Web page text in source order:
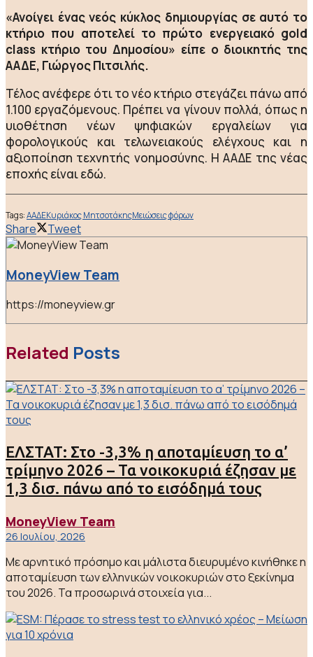
«Ανοίγει ένας νεός κύκλος δημιουργίας σε αυτό το
κτήριο που αποτελεί το πρώτο ενεργειακό gold
class κτήριο του Δημοσίου» είπε ο διοικητής της
ΑΑΔΕ, Γιώργος Πιτσιλής.
Τέλος ανέφερε ότι το νέο κτήριο στεγάζει πάνω από
1.100 εργαζόμενους. Πρέπει να γίνουν πολλά, όπως η
υιοθέτηση νέων ψηφιακών εργαλείων για
φορολογικούς και τελωνειακούς ελέγχους και η
αξιοποίηση τεχνητής νοημοσύνης. Η ΑΑΔΕ της νέας
εποχής είναι εδώ.
Tags:ΑΑΔΕΚυριάκος ΜητσοτάκηςΜειώσεις φόρων
Share Tweet
MoneyView Team
https://moneyview.gr
Related Posts
ΕΛΣΤΑΤ: Στο -3,3% η αποταμίευση το α’
τρίμηνο 2026 – Τα νοικοκυριά έζησαν με
1,3 δισ. πάνω από το εισόδημά τους
MoneyView Team
26 Ιουλίου, 2026
Με αρνητικό πρόσημο και μάλιστα διευρυμένο κινήθηκε η
αποταμίευση των ελληνικών νοικοκυριών στο ξεκίνημα
του 2026. Τα προσωρινά στοιχεία για...